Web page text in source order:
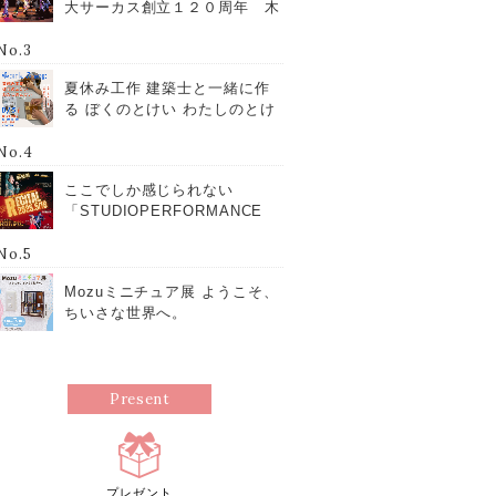
大サーカス創立１２０周年 木
隣特設会場
夏休み工作 建築士と一緒に作
る ぼくのとけい わたしのとけ
ここでしか感じられない
「STUDIOPERFORMANCE
Mozuミニチュア展 ようこそ、
ちいさな世界へ。
Present
プレゼント